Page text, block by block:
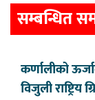
सम्बन्धित
कर्णालीको
विजुली राष्ट्रिय